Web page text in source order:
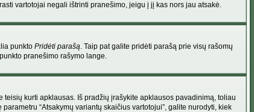
vartotojai negali ištrinti pranešimo, jeigu į jį kas nors jau atsakė.
punkto Pridėti parašą. Taip pat galite pridėti parašą prie visų rašomų
pranešimo rašymo lange.
kurti apklausas. Iš pradžių įrašykite apklausos pavadinimą, toliau
“Atsakymų variantų skaičius vartotojui”, galite nurodyti, kiek